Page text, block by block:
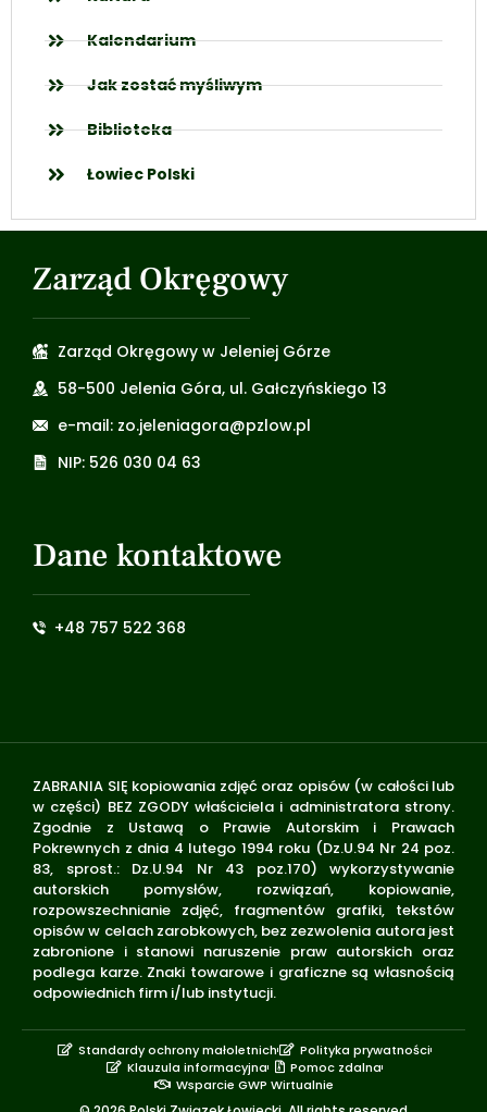
Kalendarium
Jak zostać myśliwym
Biblioteka
Łowiec Polski
Zarząd Okręgowy
Zarząd Okręgowy w Jeleniej Górze
58-500 Jelenia Góra, ul. Gałczyńskiego 13
e-mail: zo.jeleniagora@pzlow.pl
NIP: 526 030 04 63
Dane kontaktowe
+48 757 522 368
ZABRANIA SIĘ kopiowania zdjęć oraz opisów (w całości lub
w części) BEZ ZGODY właściciela i administratora strony.
Zgodnie z Ustawą o Prawie Autorskim i Prawach
Pokrewnych z dnia 4 lutego 1994 roku (Dz.U.94 Nr 24 poz.
83, sprost.: Dz.U.94 Nr 43 poz.170) wykorzystywanie
autorskich pomysłów, rozwiązań, kopiowanie,
rozpowszechnianie zdjęć, fragmentów grafiki, tekstów
opisów w celach zarobkowych, bez zezwolenia autora jest
zabronione i stanowi naruszenie praw autorskich oraz
podlega karze. Znaki towarowe i graficzne są własnością
odpowiednich firm i/lub instytucji.
Standardy ochrony małoletnich
Polityka prywatności
Klauzula informacyjna
Pomoc zdalna
Wsparcie GWP Wirtualnie